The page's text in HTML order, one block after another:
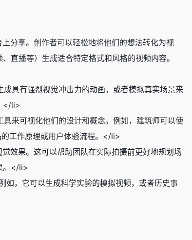
分享。创作者可以轻松地将他们的想法转化为视
直播等）生成适合特定格式和风格的视频内容。
具有强烈视觉冲击力的动画，或者模拟真实场景来
</li>
来可视化他们的设计和概念。例如，建筑师可以使
工作原理或用户体验流程。</li>
效果。这可以帮助团队在实际拍摄前更好地规划场
。</li>
，它可以生成科学实验的模拟视频，或者历史事